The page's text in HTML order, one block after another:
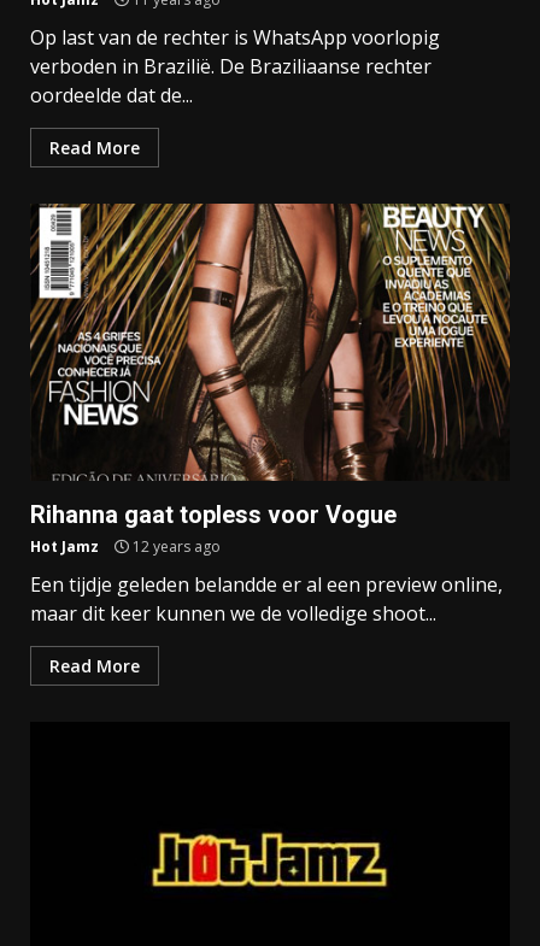
Op last van de rechter is WhatsApp voorlopig
verboden in Brazilië. De Braziliaanse rechter
oordeelde dat de...
Read More
Rihanna gaat topless voor Vogue
Hot Jamz 12 years ago
Een tijdje geleden belandde er al een preview online,
maar dit keer kunnen we de volledige shoot...
Read More